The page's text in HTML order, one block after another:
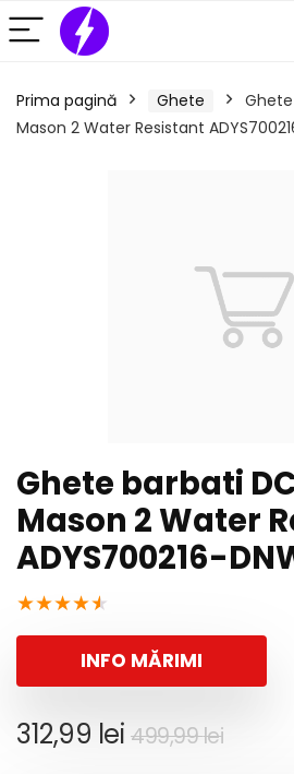
Prima pagină Ghete
Mason 2 Water Resistant
Ghete barbati
Mason 2 Water
ADYS700216-
★★★★★
INFO MĂRIMI
499,99leiPrețul
312,99 lei
Prețul